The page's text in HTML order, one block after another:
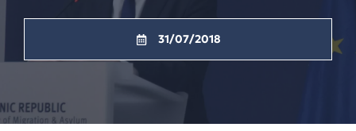
31/07/2018